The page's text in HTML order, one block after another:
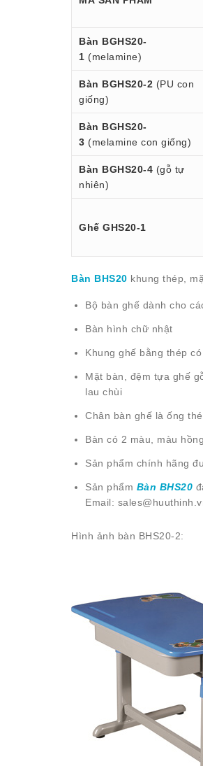
Bàn BGHS20-
1 (melamine)
Bàn BGHS20-2 (PU con
giống)
Bàn BGHS20-
3 (melamine con giống)
Bàn BGHS20-4 (gỗ tự
nhiên)
Ghế GHS20-1
Bàn BHS20 khung thép,
Bộ bàn ghế dành cho
Bàn hình chữ nhật
Khung ghế bằng thép
Mặt bàn, đệm tựa ghế
lau chùi
Chân bàn ghế là ống
Bàn có 2 màu, màu
Sản phẩm chính hãng
Sản phẩm Bàn BHS20
Email:
Hình ảnh bàn BHS20-2: